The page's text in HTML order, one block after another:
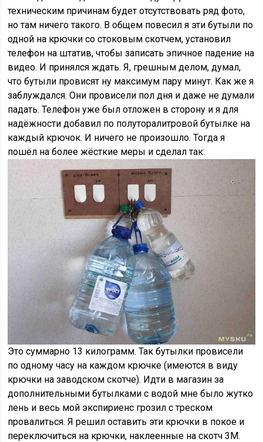
техническим причинам будет отсутствовать ряд фото,
но там ничего такого. В общем повесил я эти бутыли по
одной на крючки со стоковым скотчем, установил
телефон на штатив, чтобы записать эпичное падение на
видео. И принялся ждать. Я, грешным делом, думал,
что бутыли провисят ну максимум пару минут. Как же я
заблуждался. Они провисели пол дня и даже не думали
падать. Телефон уже был отложен в сторону и я для
надёжности добавил по полуторалитровой бутылке на
каждый крючок. И ничего не произошло. Тогда я
пошёл на более жёсткие меры и сделал так:
Это суммарно 13 килограмм. Так бутылки провисели
по одному часу на каждом крючке (имеются в виду
крючки на заводском скотче). Идти в магазин за
дополнительными бутылками с водой мне было жутко
лень и весь мой экспириенс грозил с треском
провалиться. Я решил оставить эти крючки в покое и
переключиться на крючки, наклеенные на скотч 3М.